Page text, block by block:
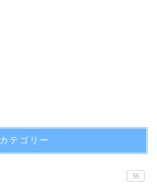
カテゴリー
36